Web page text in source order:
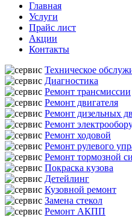
Главная
Услуги
Прайс лист
Акции
Контакты
Техническое
Диагностика
Ремонт трансмиссии
Ремонт двигателя
Ремонт дизельных
Ремонт
Ремонт ходовой
Ремонт рулевого
Ремонт тормозной
Покраска кузова
Детейлинг
Кузовной ремонт
Замена стекол
Ремонт АКПП